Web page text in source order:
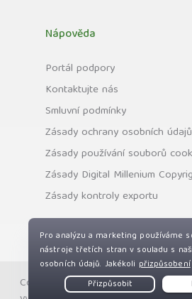
Nápověda
Portál podpory
Kontaktujte nás
Smluvní podmínky
Zásady ochrany osobních údajů
Zásady používání souborů
Zásady Digital Millenium
Zásady kontroly exportu
Copyright © Private Internet Access,